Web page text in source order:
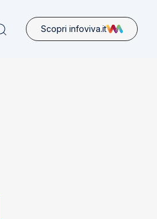
Scopri infoviva.it